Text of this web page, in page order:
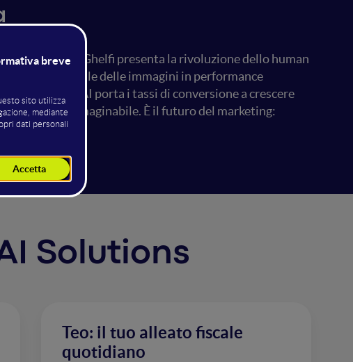
Costanza Ghelfi presenta la rivoluzione dello human
emozionale delle immagini in performance
creatività AI porta i tassi di conversione a crescere
efficacia inimmaginabile. È il futuro del marketing:
Solutions
Teo: il tuo alleato fiscale
quotidiano